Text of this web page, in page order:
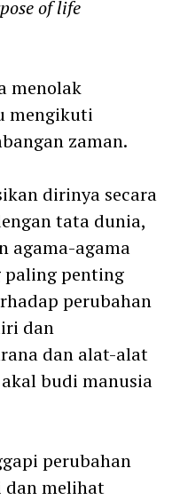
of life
menolak
mengikuti
zaman.
dirinya secara
tata dunia,
agama-agama
paling penting
perubahan
dan
dan alat-alat
budi manusia
perubahan
dan melihat